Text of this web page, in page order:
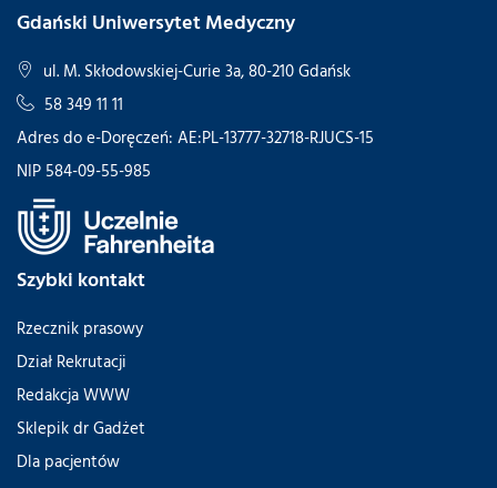
Gdański Uniwersytet Medyczny
ul. M. Skłodowskiej-Curie 3a, 80-210 Gdańsk
58 349 11 11
Adres do e-Doręczeń: AE:PL-13777-32718-RJUCS-15
NIP 584-09-55-985
Szybki kontakt
Rzecznik prasowy
Dział Rekrutacji
Redakcja WWW
Sklepik dr Gadżet
Dla pacjentów